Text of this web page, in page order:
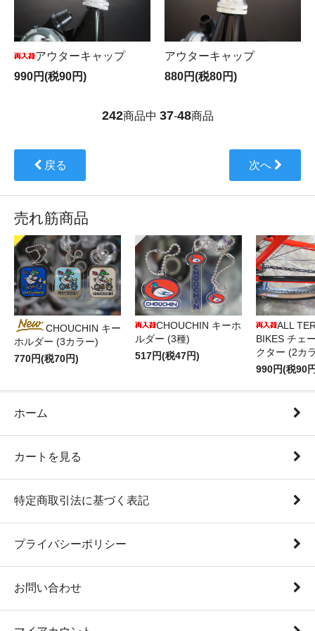
アウターキャップ
990円(税90円)
アウターキャップ
880円(税80円)
242商品中 37-48商品
戻る 次へ
売れ筋商品
CHOUCHIN キー
ホルダー (3カラー)
770円(税70円)
CHOUCHIN キーホ
ルダー (3種)
517円(税47円)
ALL
BIKES チェ
クター (2カ
990円(税90
ホーム
カートを見る
特定商取引法に基づく表記
プライバシーポリシー
お問い合わせ